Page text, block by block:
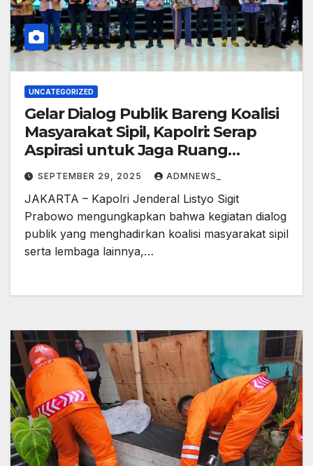
UNCATEGORIZED
Gelar Dialog Publik Bareng Koalisi
Masyarakat Sipil, Kapolri: Serap
Aspirasi untuk Jaga Ruang
Demokrasi
SEPTEMBER 29, 2025 ADMNEWS_
JAKARTA – Kapolri Jenderal Listyo Sigit
Prabowo mengungkapkan bahwa kegiatan dialog
publik yang menghadirkan koalisi masyarakat sipil
serta lembaga lainnya,…